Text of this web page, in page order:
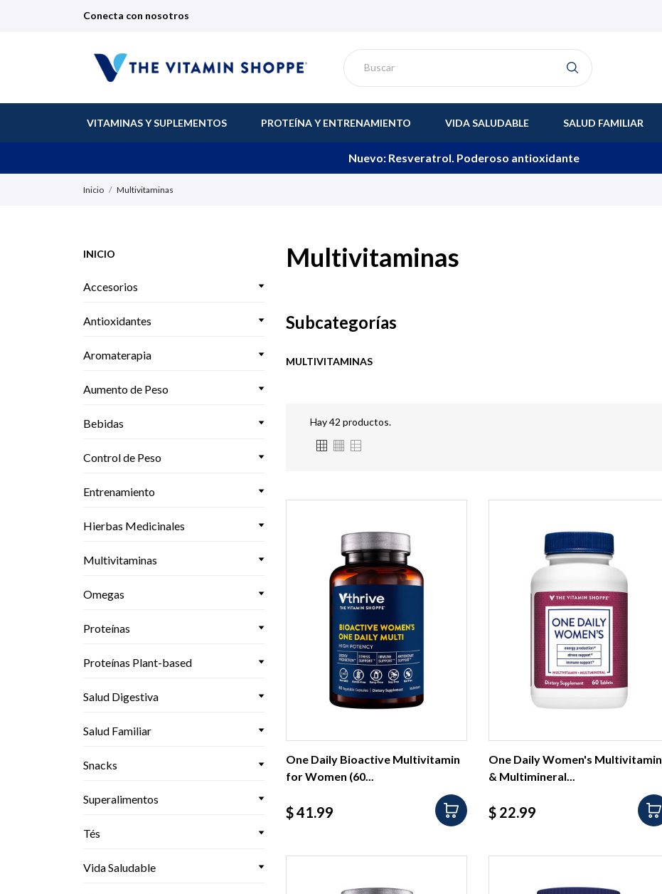
Conecta con nosotros
VITAMINAS Y SUPLEMENTOS PROTEÍNA Y ENTRENAMIENTO VIDA SALUDABLE SALUD FAMILIAR
Nuevo: Resveratrol. Poderoso antioxidante
Inicio Multivitaminas
INICIO
Accesorios
Antioxidantes
Aromaterapia
Aumento de Peso
Bebidas
Control de Peso
Entrenamiento
Hierbas Medicinales
Multivitaminas
Omegas
Proteínas
Proteínas Plant-based
Salud Digestiva
Salud Familiar
Snacks
Superalimentos
Tés
Vida Saludable
Multivitaminas
Subcategorías
MULTIVITAMINAS
Hay 42 productos.
One Daily Bioactive Multivitamin
for Women (60...
Precio
$ 41.99
One Daily Women's Multivitamin
& Multimineral...
Precio
$ 22.99